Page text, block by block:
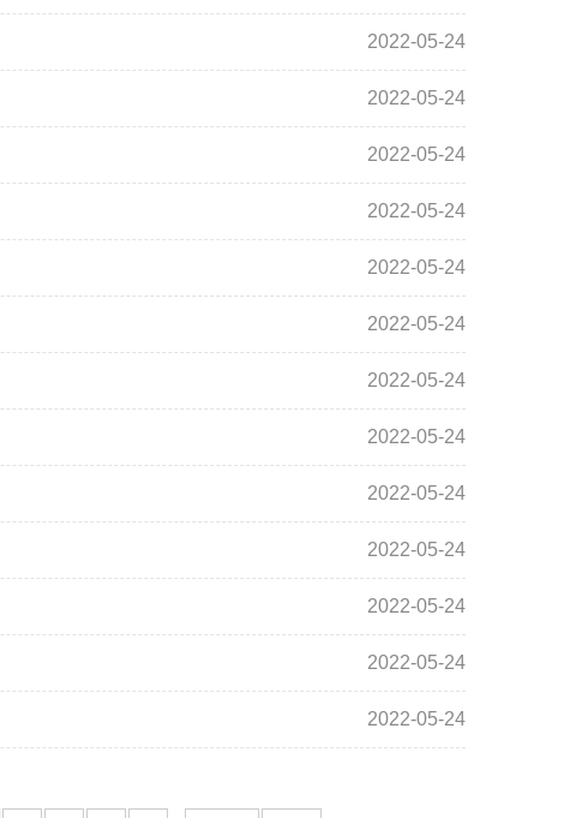
2022-05-24
2022-05-24
2022-05-24
2022-05-24
2022-05-24
2022-05-24
2022-05-24
2022-05-24
2022-05-24
2022-05-24
2022-05-24
2022-05-24
2022-05-24